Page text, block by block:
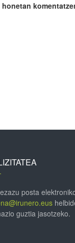
posta
guztia jasotzeko.